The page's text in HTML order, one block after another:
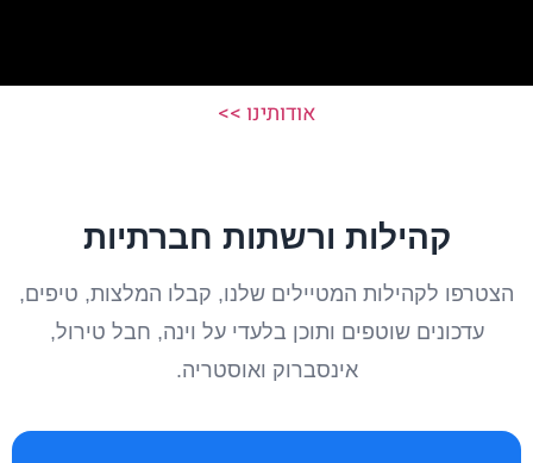
אודותינו >>
קהילות ורשתות חברתיות
הצטרפו לקהילות המטיילים שלנו, קבלו המלצות, טיפים,
עדכונים שוטפים ותוכן בלעדי על וינה, חבל טירול,
אינסברוק ואוסטריה.